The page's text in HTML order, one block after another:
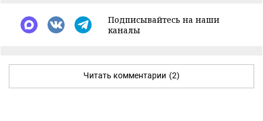
Подписывайтесь на наши
каналы
Читать комментарии (2)